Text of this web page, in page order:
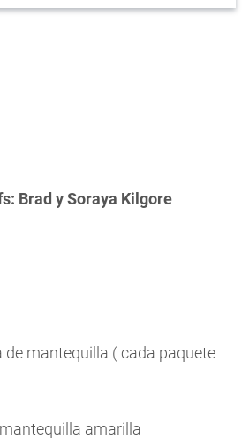
Brad y Soraya Kilgore
de mantequilla ( cada paquete
amarilla